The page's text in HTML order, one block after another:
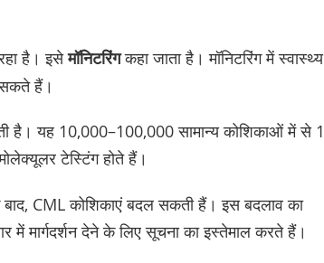
रहा है। इसेमॉनिटरिंगकहा जाता है। मॉनिटरिंग में स्वास्थ्य
हैं।
है। यह 10,000–100,000 सामान्य कोशिकाओं में से 1
टेस्टिंग होते हैं।
CML कोशिकाएं बदल सकती हैं। इस बदलाव का
में मार्गदर्शन देने के लिए सूचना का इस्तेमाल करते हैं।